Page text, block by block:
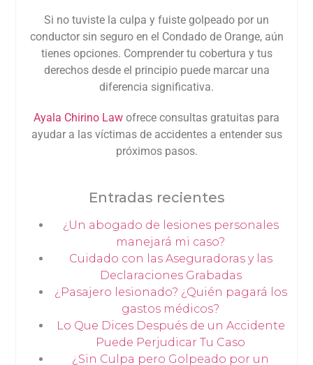
Si no tuviste la culpa y fuiste golpeado por un
conductor sin seguro en el Condado de Orange, aún
tienes opciones. Comprender tu cobertura y tus
derechos desde el principio puede marcar una
diferencia significativa.
Ayala Chirino Law ofrece consultas gratuitas para
ayudar a las víctimas de accidentes a entender sus
próximos pasos.
Entradas recientes
¿Un abogado de lesiones personales
manejará mi caso?
Cuidado con las Aseguradoras y las
Declaraciones Grabadas
¿Pasajero lesionado? ¿Quién pagará los
gastos médicos?
Lo Que Dices Después de un Accidente
Puede Perjudicar Tu Caso
¿Sin Culpa pero Golpeado por un